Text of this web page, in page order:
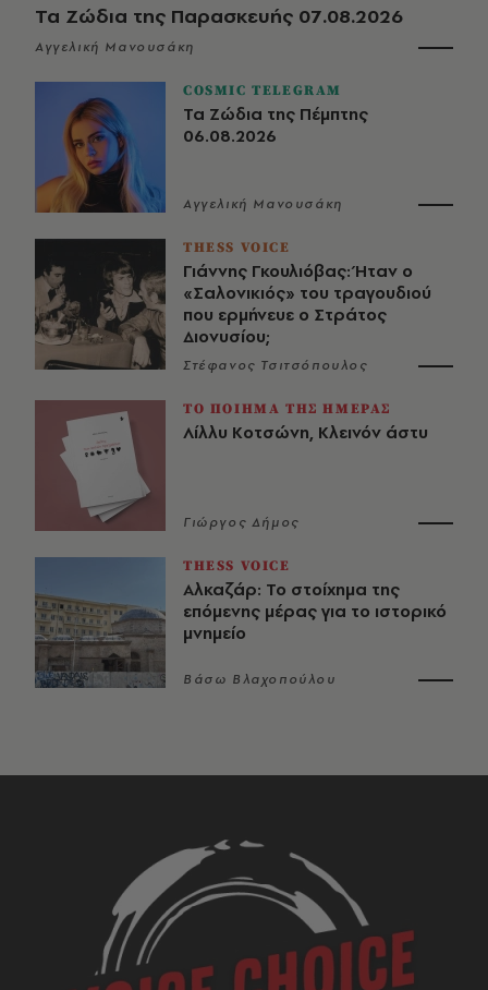
Τα Ζώδια της Παρασκευής 07.08.2026
Αγγελική Μανουσάκη
COSMIC TELEGRAM
Τα Ζώδια της Πέμπτης
06.08.2026
Αγγελική Μανουσάκη
THESS VOICE
Γιάννης Γκουλιόβας: Ήταν ο
«Σαλονικιός» του τραγουδιού
που ερμήνευε ο Στράτος
Διονυσίου;
Στέφανος Τσιτσόπουλος
ΤΟ ΠΟΙΗΜΑ ΤΗΣ ΗΜΕΡΑΣ
Λίλλυ Κοτσώνη, Κλεινόν άστυ
Γιώργος Δήμος
THESS VOICE
Αλκαζάρ: Το στοίχημα της
επόμενης μέρας για το ιστορικό
μνημείο
Βάσω Βλαχοπούλου